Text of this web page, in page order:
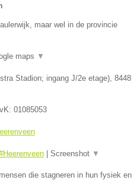
maar wel in de provincie
maps ▼
Stadion; ingang J/2e etage), 8448
01085053
Screenshot ▼
die stagneren in hun fysiek en